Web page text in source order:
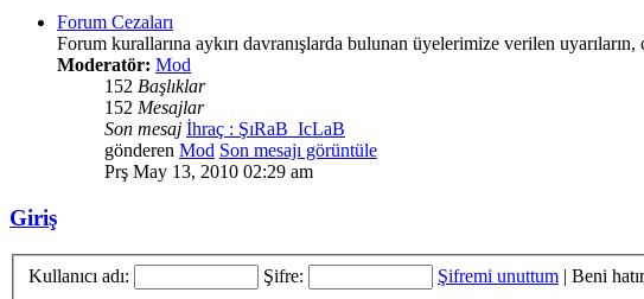
Forum Cezaları
Forum kurallarına aykırı davranışlarda bulunan üyelerimize verilen uyarıların,
Moderatör: Mod
152 Başlıklar
152 Mesajlar
Son mesaj İhraç : ŞıRaB_IcLaB
gönderen Mod Son mesajı görüntüle
Prş May 13, 2010 02:29 am
Giriş
Kullanıcı adı: Şifre: Şifremi unuttum | Beni